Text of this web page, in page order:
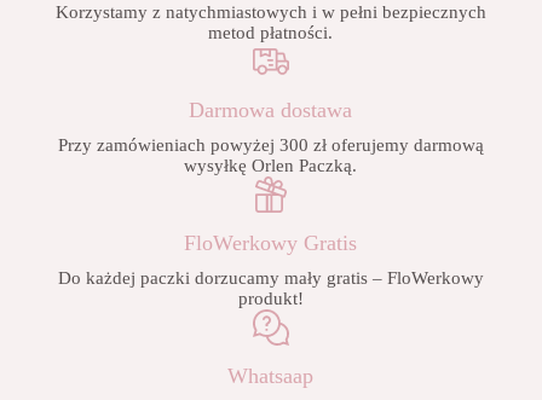
Korzystamy z natychmiastowych i w pełni bezpiecznych
metod płatności.
Darmowa dostawa
Przy zamówieniach powyżej 300 zł oferujemy darmową
wysyłkę Orlen Paczką.
FloWerkowy Gratis
Do każdej paczki dorzucamy mały gratis – FloWerkowy
produkt!
Whatsaap